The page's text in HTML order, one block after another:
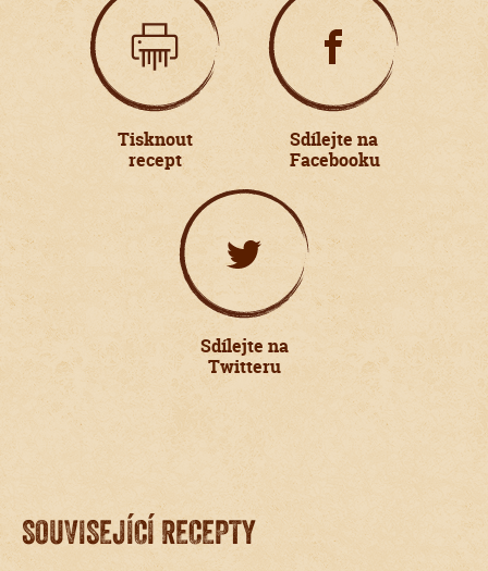
Tisknout
recept
Sdílejte na
Facebooku
Sdílejte na
Twitteru
SOUVISEJÍCÍ RECEPTY